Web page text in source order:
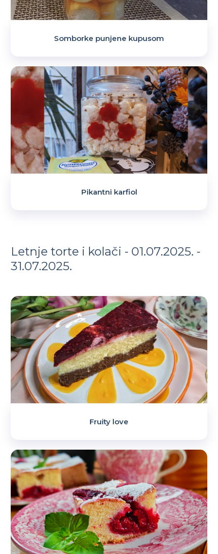
Somborke punjene kupusom
Pikantni karfiol
Letnje torte i kolači - 01.07.2025. -
31.07.2025.
Fruity love